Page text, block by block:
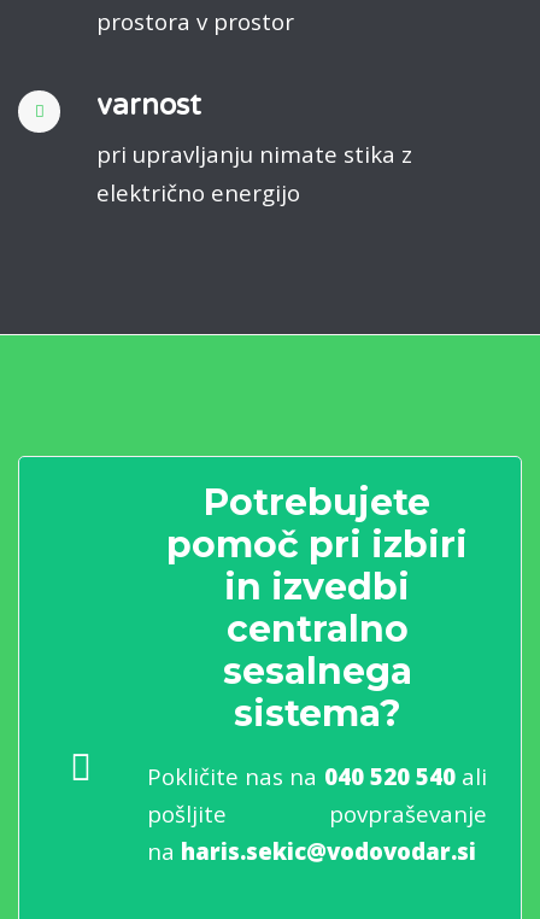
prostora v prostor
varnost
pri upravljanju nimate stika z
električno energijo
Potrebujete
pomoč pri izbiri
in izvedbi
centralno
sesalnega
sistema?
Pokličite nas na 040 520 540 ali
pošljite povpraševanje
na haris.sekic@vodovodar.si